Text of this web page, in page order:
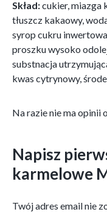
Skład:cukier, miazga
tłuszcz kakaowy,
syrop cukru
proszku wysoko
substnacja
kwas cytrynowy,
Na razie nie ma opinii
Napisz
karmelowe
Twój adres email nie